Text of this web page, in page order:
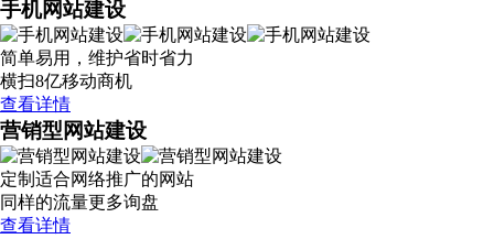
手机网站建设
简单易用，维护省时省力
横扫8亿移动商机
查看详情
营销型网站建设
定制适合网络推广的网站
同样的流量更多询盘
查看详情